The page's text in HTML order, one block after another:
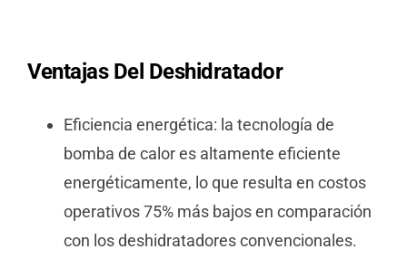
Ventajas Del Deshidratador
Eficiencia energética: la tecnología de
bomba de calor es altamente eficiente
energéticamente, lo que resulta en costos
operativos 75% más bajos en comparación
con los deshidratadores convencionales.